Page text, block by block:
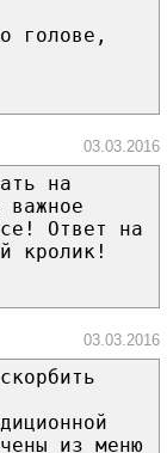
голове,
03.03.2016
на
Ответ на
кролик!
03.03.2016
из меню